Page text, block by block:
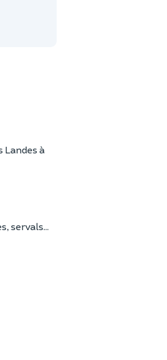
Landes à
servals...